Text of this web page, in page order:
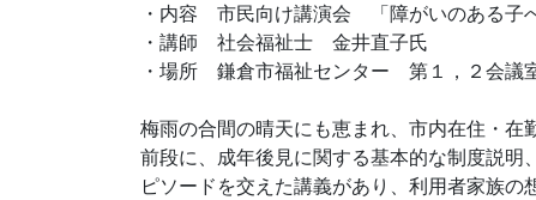
・内容 市民向け講演会 「障がいのある子
・講師 社会福祉士 金井直子氏
・場所 鎌倉市福祉センター 第１，２会議
梅雨の合間の晴天にも恵まれ、市内在住・在
前段に、成年後見に関する基本的な制度説
ピソードを交えた講義があり、利用者家族の